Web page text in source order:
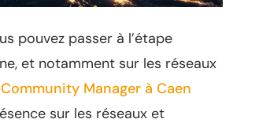
pouvez passer à l’étape
et notamment sur les réseaux
Community Manager à Caen
sur les réseaux et